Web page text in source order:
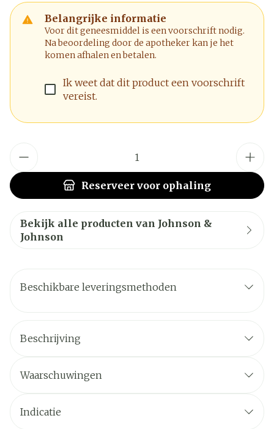
Belangrijke informatie
Voor dit geneesmiddel is een voorschrift nodig.
Na beoordeling door de apotheker kan je het
komen afhalen en betalen.
Ik weet dat dit product een voorschrift
vereist.
Reserveer voor ophaling
Bekijk alle producten van Johnson &
Johnson
Beschikbare leveringsmethoden
Beschrijving
Waarschuwingen
Indicatie